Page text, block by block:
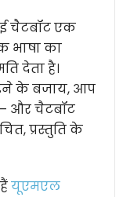
चैटबॉट एक
भाषा का
देता है।
के बजाय, आप
और चैटबॉट
प्रस्तुति के
यूएमएल